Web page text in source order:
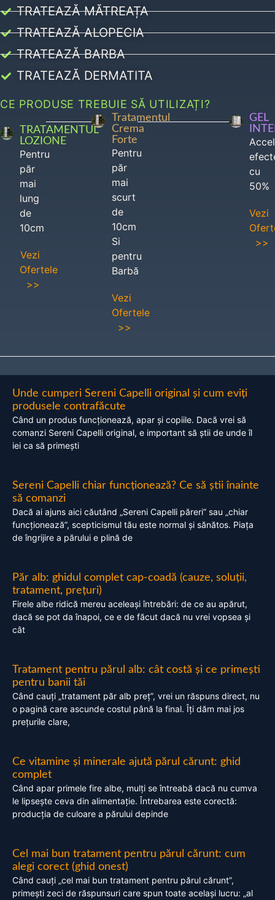
TRATEAZĂ MĂTREAȚA
TRATEAZĂ ALOPECIA
TRATEAZĂ BARBA
TRATEAZĂ DERMATITA
CE PRODUSE TREBUIE SĂ UTILIZAȚI?
TRATAMENTUL
LOZIONE
Pentru
păr
mai
lung
de
10cm
Vezi
Ofertele
>>
Tratamentul
Crema
Forte
Pentru
păr
mai
scurt
de
10cm
Si
pentru
Barbă
Vezi
Ofertele
>>
GEL
cu
50%
Vezi
>>
Unde cumperi Sereni Capelli original și cum eviți
produsele contrafăcute
Când un produs funcționează, apar și copiile. Dacă vrei să
comanzi Sereni Capelli original, e important să știi de unde îl
iei ca să primești
Sereni Capelli chiar funcționează? Ce să știi înainte
să comanzi
Dacă ai ajuns aici căutând „Sereni Capelli păreri” sau „chiar
funcționează”, scepticismul tău este normal și sănătos. Piața
de îngrijire a părului e plină de
Păr alb: ghidul complet cap-coadă (cauze, soluții,
tratament, prețuri)
Firele albe ridică mereu aceleași întrebări: de ce au apărut,
dacă se pot da înapoi, ce e de făcut dacă nu vrei vopsea și
cât
Tratament pentru părul alb: cât costă și ce primești
pentru banii tăi
Când cauți „tratament păr alb preț”, vrei un răspuns direct, nu
o pagină care ascunde costul până la final. Îți dăm mai jos
prețurile clare,
Ce vitamine și minerale ajută părul cărunt: ghid
complet
Când apar primele fire albe, mulți se întreabă dacă nu cumva
le lipsește ceva din alimentație. Întrebarea este corectă:
producția de culoare a părului depinde
Cel mai bun tratament pentru părul cărunt: cum
alegi corect (ghid onest)
Când cauți „cel mai bun tratament pentru părul cărunt”,
primești zeci de răspunsuri care spun toate același lucru: „al